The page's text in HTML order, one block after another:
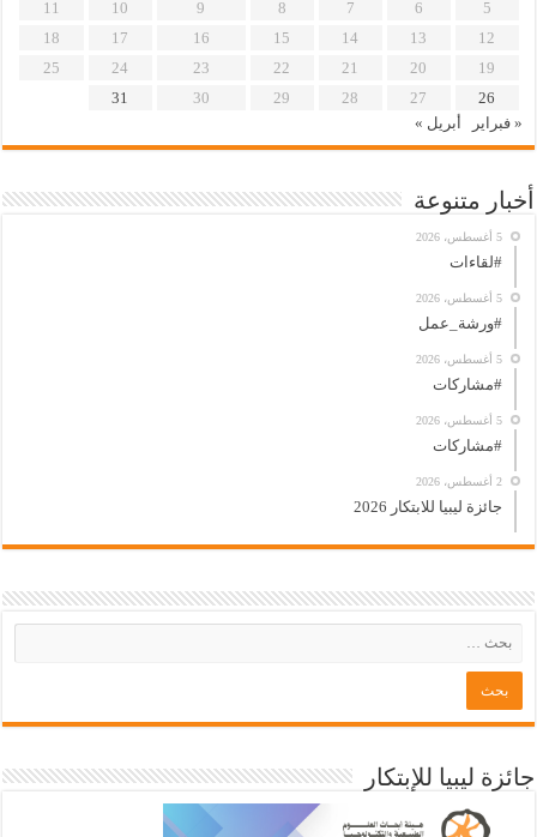
5
6
7
8
9
10
11
12
13
14
15
16
17
18
19
20
21
22
23
24
25
26
27
28
29
30
31
« فبراير
أبريل »
أخبار متنوعة
5 أغسطس، 2026
#لقاءات
5 أغسطس، 2026
#ورشة_عمل
5 أغسطس، 2026
#مشاركات
5 أغسطس، 2026
#مشاركات
2 أغسطس، 2026
جائزة ليبيا للابتكار 2026
جائزة ليبيا للإبتكار